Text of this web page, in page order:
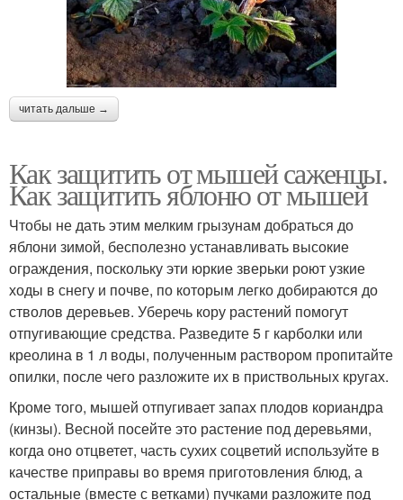
читать дальше →
Как защитить от мышей саженцы.
Как защитить яблоню от мышей
Чтобы не дать этим мелким грызунам добраться до
яблони зимой, бесполезно устанавливать высокие
ограждения, поскольку эти юркие зверьки роют узкие
ходы в снегу и почве, по которым легко добираются до
стволов деревьев. Уберечь кору растений помогут
отпугивающие средства. Разведите 5 г карболки или
креолина в 1 л воды, полученным раствором пропитайте
опилки, после чего разложите их в приствольных кругах.
Кроме того, мышей отпугивает запах плодов кориандра
(кинзы). Весной посейте это растение под деревьями,
когда оно отцветет, часть сухих соцветий используйте в
качестве приправы во время приготовления блюд, а
остальные (вместе с ветками) пучками разложите под